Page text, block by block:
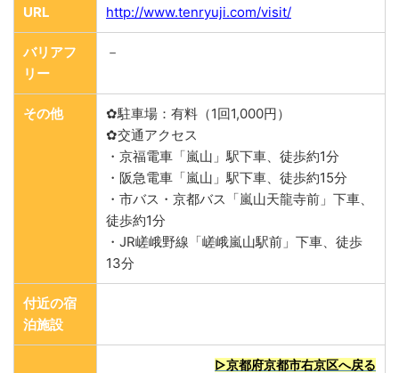
URL
http://www.tenryuji.com/visit/
バリアフ
リー
－
その他
✿駐車場：有料（1回1,000円）
✿交通アクセス
・京福電車「嵐山」駅下車、徒歩約1分
・阪急電車「嵐山」駅下車、徒歩約15分
・市バス・京都バス「嵐山天龍寺前」下車、
徒歩約1分
・JR嵯峨野線「嵯峨嵐山駅前」下車、徒歩
13分
付近の宿
泊施設
▷京都府京都市右京区へ戻る